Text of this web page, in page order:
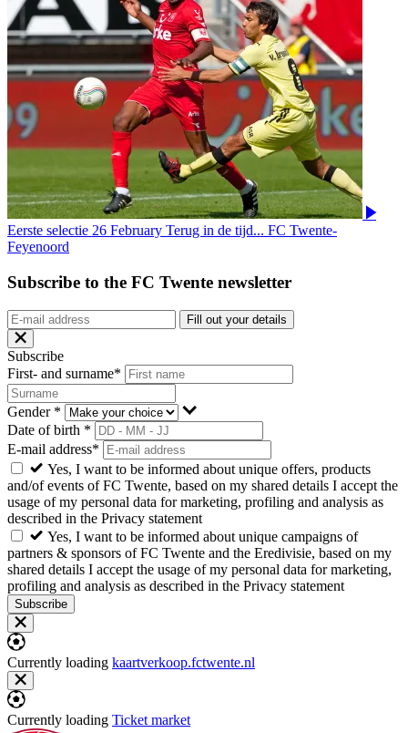
Eerste selectie 26 February Terug in de tijd... FC Twente-
Feyenoord
Subscribe to the FC Twente newsletter
Fill out your details
Subscribe
First- and surname*
Gender *
Date of birth *
E-mail address*
Yes, I want to be informed about unique offers, products
and/of events of FC Twente, based on my shared details I accept the
usage of my personal data for marketing, profiling and analysis as
described in the Privacy statement
Yes, I want to be informed about unique campaigns of
partners & sponsors of FC Twente and the Eredivisie, based on my
shared details I accept the usage of my personal data for marketing,
profiling and analysis as described in the Privacy statement
Subscribe
Currently loading kaartverkoop.fctwente.nl
Currently loading Ticket market